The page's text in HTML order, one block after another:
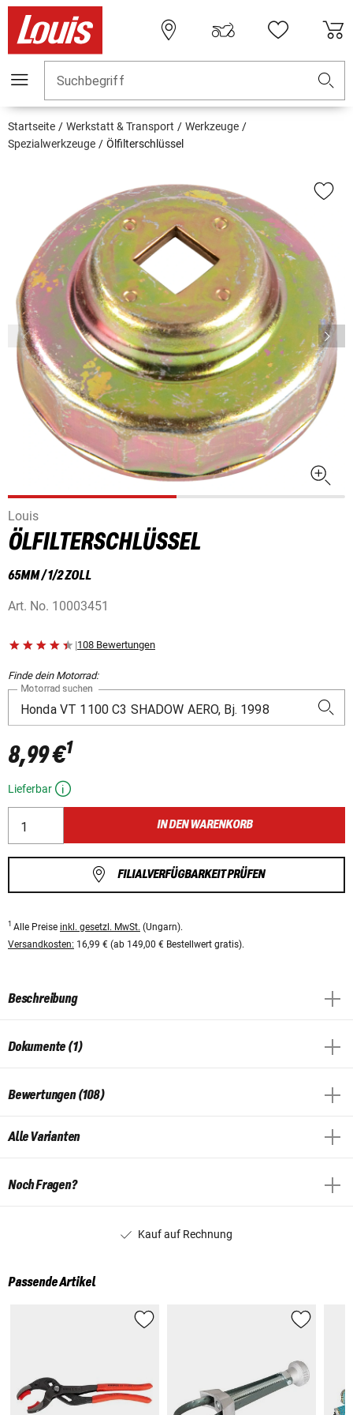
Suchbegriff
Startseite Werkstatt & Transport
Werkzeuge
Spezialwerkzeuge
Ölfilterschlüssel
Louis
ÖLFILTERSCHLÜSSEL
65MM / 1/2 ZOLL
Art. No. 10003451
|108 Bewertungen
Finde dein Motorrad:
Motorrad suchen
8,99 €1
Lieferbar
IN DEN WARENKORB
FILIALVERFÜGBARKEIT PRÜFEN
1 Alle Preise inkl. gesetzl. MwSt. (Ungarn).
Versandkosten: 16,99 € (ab 149,00 € Bestellwert gratis).
Beschreibung
Dokumente (1)
Bewertungen (108)
Alle Varianten
Noch Fragen?
Kauf auf Rechnung
Passende Artikel